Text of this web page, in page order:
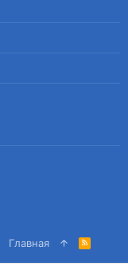
Главная
R
S
S